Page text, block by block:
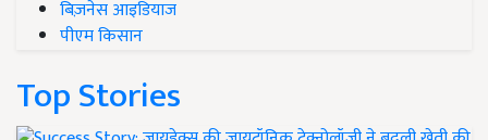
बिज़नेस आइडियाज
पीएम किसान
Top Stories